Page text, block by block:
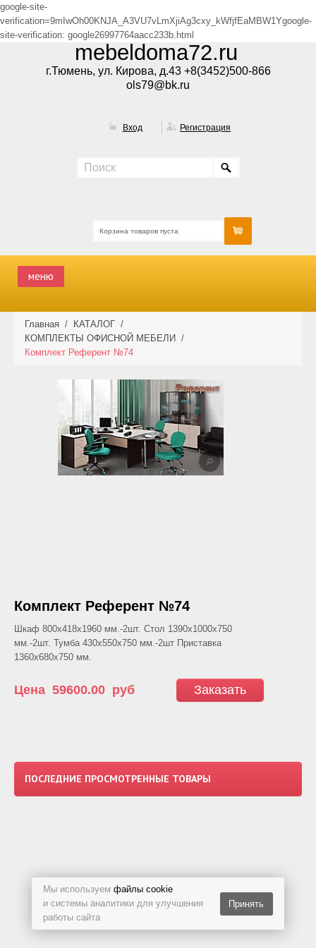
google-site-
verification=9mIwOh00KNJA_A3VU7vLmXjiAg3cxy_kWfjfEaMBW1Ygoogle-
site-verification: google26997764aacc233b.html
Мы используем файлы cookie
и системы аналитики для улучшения
работы сайта
Принять
mebeldoma72.ru
г.Тюмень, ул. Кирова, д.43 +8(3452)500-866
ols79@bk.ru
Вход Регистрация
Корзина товаров пуста
меню
КАТАЛОГ
ФОТО РАБОТ
УСЛУГИ
Главная / КАТАЛОГ /
КОМПЛЕКТЫ ОФИСНОЙ МЕБЕЛИ /
Комплект Референт №74
Комплект Референт №74
Шкаф 800х418х1960 мм.-2шт. Стол 1390х1000х750
мм.-2шт. Тумба 430х550х750 мм.-2шт Приставка
1360х680х750 мм.
Заказать
Цена 59600.00 руб
ПОСЛЕДНИЕ ПРОСМОТРЕННЫЕ ТОВАРЫ